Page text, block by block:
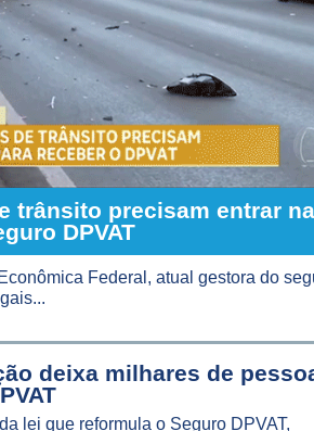
trânsito precisam entrar na
DPVAT
Federal, atual gestora do
deixa milhares de
lei que reformula o Seguro DPVAT,